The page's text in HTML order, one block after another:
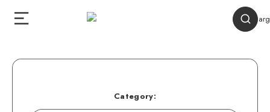
Category: